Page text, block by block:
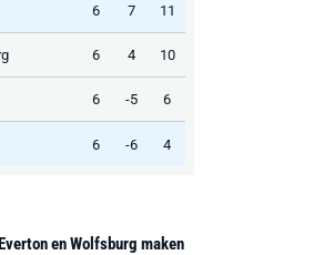
6 7 11
6 4 10
6 -5 6
6 -6 4
en Wolfsburg maken